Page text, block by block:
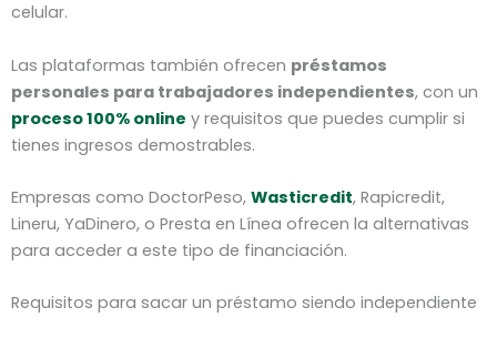
celular.
Las plataformas también ofrecen préstamos
personales para trabajadores independientes, con un
proceso 100% online y requisitos que puedes cumplir si
tienes ingresos demostrables.
Empresas como DoctorPeso, Wasticredit, Rapicredit,
Lineru, YaDinero, o Presta en Línea ofrecen la alternativas
para acceder a este tipo de financiación.
Requisitos para sacar un préstamo siendo independiente